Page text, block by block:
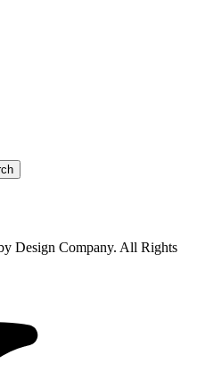
Design Company. All Rights